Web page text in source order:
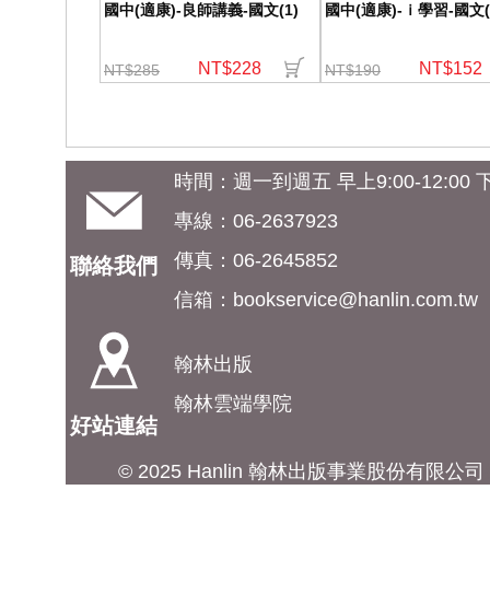
國中(適康)-良師講義-國文(1)
NT$285 NT$228
國中(適康)-ｉ學習-國文
NT$190 NT$152
聯絡我們
時間：週一到週五 早上9:00-12:00
專線：06-2637923
傳真：06-2645852
信箱： bookservice@hanlin.com.tw
好站連結
翰林出版
翰林雲端學院
© 2025 Hanlin 翰林出版事業股份有限公司